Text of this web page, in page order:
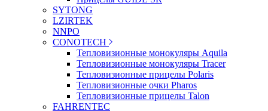
SYTONG
LZIRTEK
NNPO
CONOTECH
Тепловизионные монокуляры Aquila
Тепловизионные монокуляры Tracer
Тепловизионные прицелы Polaris
Тепловизионные очки Pharos
Тепловизионные прицелы Talon
FAHRENTEC